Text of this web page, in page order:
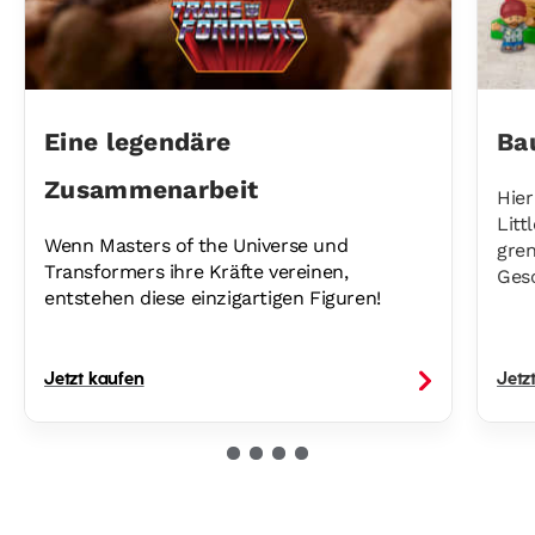
Eine legendäre
Zusammenarbeit
Wenn Masters of the Universe und
Transformers ihre Kräfte vereinen,
entstehen diese einzigartigen Figuren!
Jetzt kaufen